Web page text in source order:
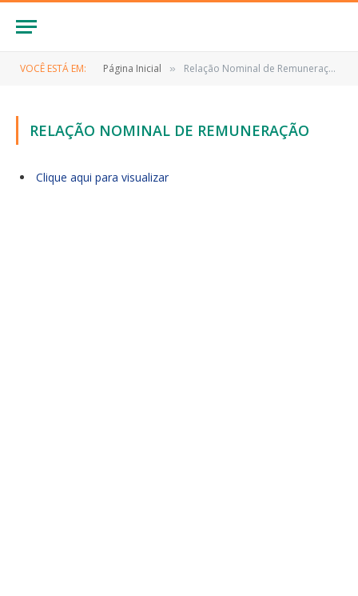
VOCÊ ESTÁ EM: Página Inicial » Relação Nominal de Remuneração
RELAÇÃO NOMINAL DE REMUNERAÇÃO
Clique aqui para visualizar